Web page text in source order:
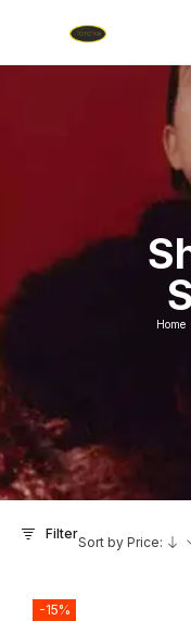
Home
Filter
Sort by Price:
-15%